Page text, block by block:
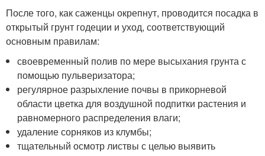
После того, как саженцы окрепнут, проводится посадка в
открытый грунт годеции и уход, соответствующий
основным правилам:
своевременный полив по мере высыхания грунта с
помощью пульверизатора;
регулярное разрыхление почвы в прикорневой
области цветка для воздушной подпитки растения и
равномерного распределения влаги;
удаление сорняков из клумбы;
тщательный осмотр листвы с целью выявить